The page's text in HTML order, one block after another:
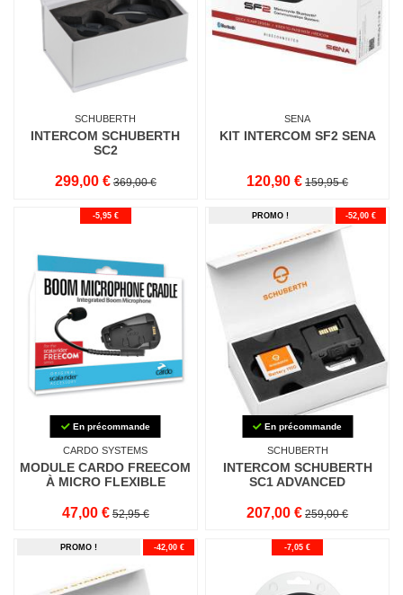
SCHUBERTH
INTERCOM SCHUBERTH
SC2
299,00 € 369,00 €
SENA
KIT INTERCOM SF2 SENA
120,90 € 159,95 €
-5,95 €
En précommande
CARDO SYSTEMS
MODULE CARDO FREECOM
À MICRO FLEXIBLE
47,00 € 52,95 €
PROMO ! -52,00 €
En précommande
SCHUBERTH
INTERCOM SCHUBERTH
SC1 ADVANCED
207,00 € 259,00 €
PROMO ! -42,00 € -7,05 €